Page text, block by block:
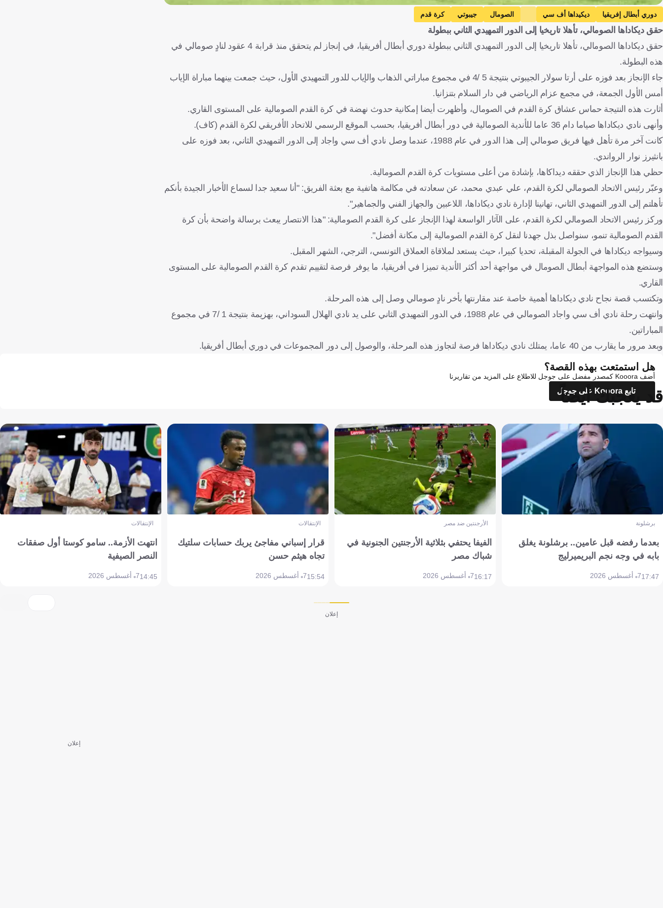
دوري أبطال إفريقيا ديكيداها أف سي الصومال جيبوتي كرة قدم
حقق ديكاداها الصومالي، تأهلا تاريخيا إلى الدور التمهيدي الثاني ببطولة
حقق ديكاداها الصومالي، تأهلا تاريخيا إلى الدور التمهيدي الثاني ببطولة دوري أبطال أفريقيا، في إنجاز لم يتحقق منذ قرابة 4 عقود لنادٍ صومالي في
هذه البطولة.
جاء الإنجاز بعد فوزه على أرتا سولار الجيبوتي بنتيجة 5 /4 في مجموع مباراتي الذهاب والإياب للدور التمهيدي الأول، حيث جمعت بينهما مباراة الإياب
أمس الأول الجمعة، في مجمع عزام الرياضي في دار السلام بتنزانيا.
أثارت هذه النتيجة حماس عشاق كرة القدم في الصومال، وأظهرت أيضا إمكانية حدوث نهضة في كرة القدم الصومالية على المستوى القاري.
وأنهى نادي ديكاداها صياما دام 36 عاما للأندية الصومالية في دور أبطال أفريقيا، بحسب الموقع الرسمي للاتحاد الأفريقي لكرة القدم (كاف).
كانت آخر مرة تأهل فيها فريق صومالي إلى هذا الدور في عام 1988، عندما وصل نادي أف سي واجاد إلى الدور التمهيدي الثاني، بعد فوزه على
بانثيرز نوار الرواندي.
حظي هذا الإنجاز الذي حققه ديداكاها، بإشادة من أعلى مستويات كرة القدم الصومالية.
وعبّر رئيس الاتحاد الصومالي لكرة القدم، علي عبدي محمد، عن سعادته في مكالمة هاتفية مع بعثة الفريق: "أنا سعيد جدا لسماع الأخبار الجيدة بأنكم
تأهلتم إلى الدور التمهيدي الثاني، تهانينا لإدارة نادي ديكاداها، اللاعبين والجهاز الفني والجماهير".
وركز رئيس الاتحاد الصومالي لكرة القدم، على الآثار الواسعة لهذا الإنجاز على كرة القدم الصومالية: "هذا الانتصار يبعث برسالة واضحة بأن كرة
القدم الصومالية تنمو، سنواصل بذل جهدنا لنقل كرة القدم الصومالية إلى مكانة أفضل".
وسيواجه ديكاداها في الجولة المقبلة، تحديا كبيرا، حيث يستعد لملاقاة العملاق التونسي، الترجي، الشهر المقبل.
وستضع هذه المواجهة أبطال الصومال في مواجهة أحد أكثر الأندية تميزا في أفريقيا، ما يوفر فرصة لتقييم تقدم كرة القدم الصومالية على المستوى
القاري.
وتكتسب قصة نجاح نادي ديكاداها أهمية خاصة عند مقارنتها بأخر نادٍ صومالي وصل إلى هذه المرحلة.
وانتهت رحلة نادي أف سي واجاد الصومالي في عام 1988، في الدور التمهيدي الثاني على يد نادي الهلال السوداني، بهزيمة بنتيجة 1 /7 في مجموع
المباراتين.
وبعد مرور ما يقارب من 40 عاما، يمتلك نادي ديكاداها فرصة لتجاوز هذه المرحلة، والوصول إلى دور المجموعات في دوري أبطال أفريقيا.
هل استمتعت بهذه القصة؟
أضف Kooora كمصدر مفضل على جوجل للاطلاع على المزيد من تقاريرنا
تابع Kooora على جوجل
قد يعجبك أيضاً
برشلونة
بعدما رفضه قبل عامين.. برشلونة يغلق
بابه في وجه نجم البريميرليج
17:477 أغسطس 2026
الأرجنتين ضد مصر
الفيفا يحتفي بثلاثية الأرجنتين الجنونية في
شباك مصر
16:177 أغسطس 2026
الإنتقالات
قرار إسباني مفاجئ يربك حسابات سلتيك
تجاه هيثم حسن
15:547 أغسطس 2026
الإنتقالات
انتهت الأزمة.. سامو كوستا أول صفقات
النصر الصيفية
14:457 أغسطس 2026
إعلان
إعلان